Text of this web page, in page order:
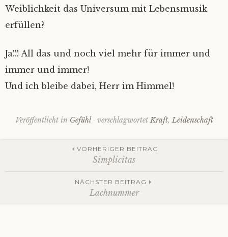
Weiblichkeit das Universum mit Lebensmusik
erfüllen?
Ja!!! All das und noch viel mehr für immer und
immer und immer!
Und ich bleibe dabei, Herr im Himmel!
Veröffentlicht in Gefühl verschlagwortet Kraft, Leidenschaft
Beitrags-
Navigation
VORHERIGER BEITRAG
Simplicitas
NÄCHSTER BEITRAG
Lachnummer